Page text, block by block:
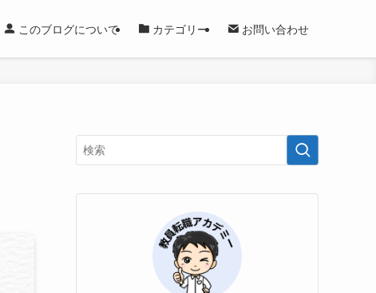
このブログについて カテゴリー お問い合わせ